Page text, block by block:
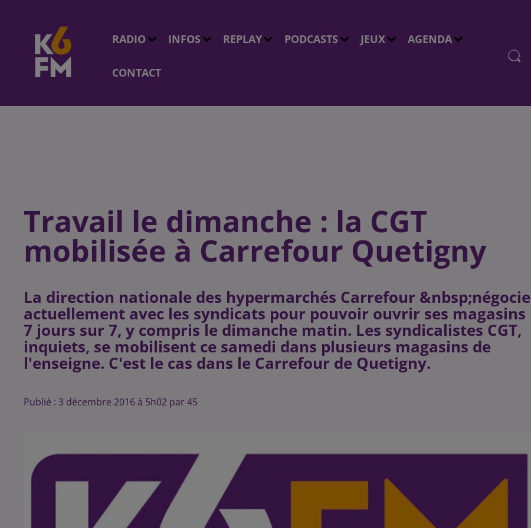
RADIO INFOS REPLAY PODCASTS JEUX AGENDA
CONTACT
Travail le dimanche : la CGT
mobilisée à Carrefour Quetigny
La direction nationale des hypermarchés Carrefour &nbsp;négocie
actuellement avec les syndicats pour pouvoir ouvrir ses magasins
7 jours sur 7, y compris le dimanche matin. Les syndicalistes CGT,
inquiets, se mobilisent ce samedi dans plusieurs magasins de
Publié : 3 décembre 2016 à 5h02 par 45